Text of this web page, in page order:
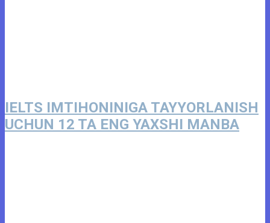
IELTS IMTIHONINIGA TAYYORLANISH
UCHUN 12 TA ENG YAXSHI MANBA